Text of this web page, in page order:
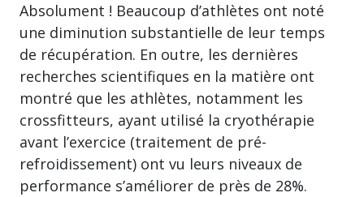
Absolument ! Beaucoup d’athlètes ont noté
une diminution substantielle de leur temps
de récupération. En outre, les dernières
recherches scientifiques en la matière ont
montré que les athlètes, notamment les
crossfitteurs, ayant utilisé la cryothérapie
avant l’exercice (traitement de pré-
refroidissement) ont vu leurs niveaux de
performance s’améliorer de près de 28%.